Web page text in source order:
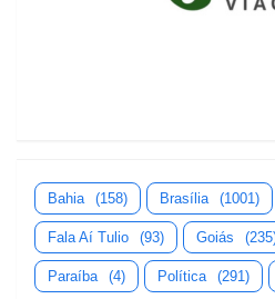
Bahia (158) Brasília (1001)
Fala Aí Tulio (93) Goiás
Paraíba (4) Política (291)